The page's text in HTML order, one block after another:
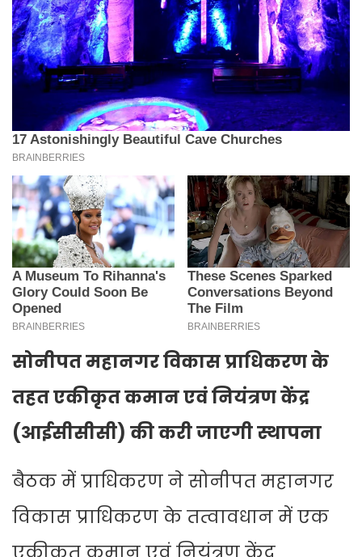
सोनीपत महानगर विकास प्राधिकरण के
तहत एकीकृत कमान एवं नियंत्रण केंद्र
(आईसीसीसी) की करी जाएगी स्थापना
बैठक में प्राधिकरण ने सोनीपत महानगर
विकास प्राधिकरण के तत्वावधान में एक